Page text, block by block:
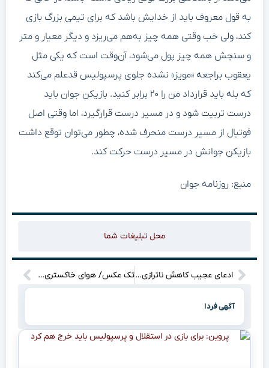
به قول معروف باید از خدایش باشد که برای تیمی بزرگ بازی
کند، ولی خب وقتی همه چیز به‌هم می‌ریزد و دیگر معیار و متر
و سنجش همه چیز پول می‌شود، آن‌وقت است که یکی مثل
یعقوب براجعه «مویز» نشده جلوی پرسپولیس قدعلم می‌کند
که بله باید قرارداد من را ۲۰ برابر کنید. بازیکن جوان باید
درست تربیت شود و در مسیر درست قرارگیرد، اما وقتی اصل
فوتبال از مسیر درست منحرف شده، چطور می‌توان توقع داشت
بازیکن جوانش در مسیر درست حرکت کند.
منبع: روزنامه جوان
محل تبلیغات شما
ادعای عجیب کاهش ناترازی برق به‌رغم افزایش خاموشی‌ها! / نمی‌توان پیش‌بینی کرد که سال ۱۴۰۷ ناترازی برق وجود نداشته باشد تک عکس/ هوای خاکستری، روزهای بی رنگ
آگهی فردا